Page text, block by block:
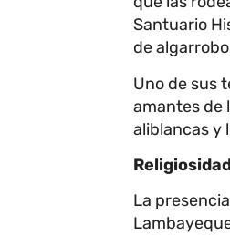
Santuario
de
Uno de sus
amantes de
aliblancas y
La